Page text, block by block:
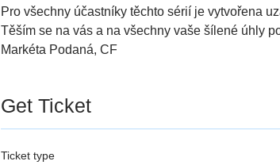
Pro všechny účastníky těchto sérií je vytvořena
Těším se na vás a na všechny vaše šílené úhly
Markéta Podaná, CF
Get Ticket
Ticket type